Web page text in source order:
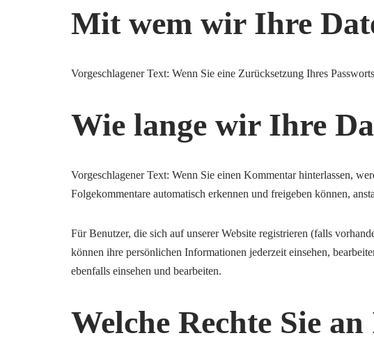
Mit wem wir Ihre
Vorgeschlagener Text: Wenn Sie eine Zurücksetzung Ihres
Wie lange wir Ihre
Vorgeschlagener Text: Wenn Sie einen Kommentar hinterlassen,
Folgekommentare automatisch erkennen und freigeben können,
Für Benutzer, die sich auf unserer Website registrieren (falls
können ihre persönlichen Informationen jederzeit einsehen,
ebenfalls einsehen und bearbeiten.
Welche Rechte Sie